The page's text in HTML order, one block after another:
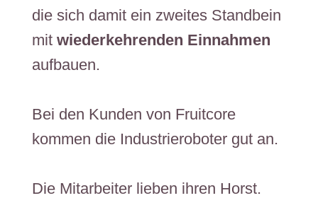
die sich damit ein zweites Standbein
mit wiederkehrenden Einnahmen
aufbauen.
Bei den Kunden von Fruitcore
kommen die Industrieroboter gut an.
​​Die Mitarbeiter lieben ihren Horst.